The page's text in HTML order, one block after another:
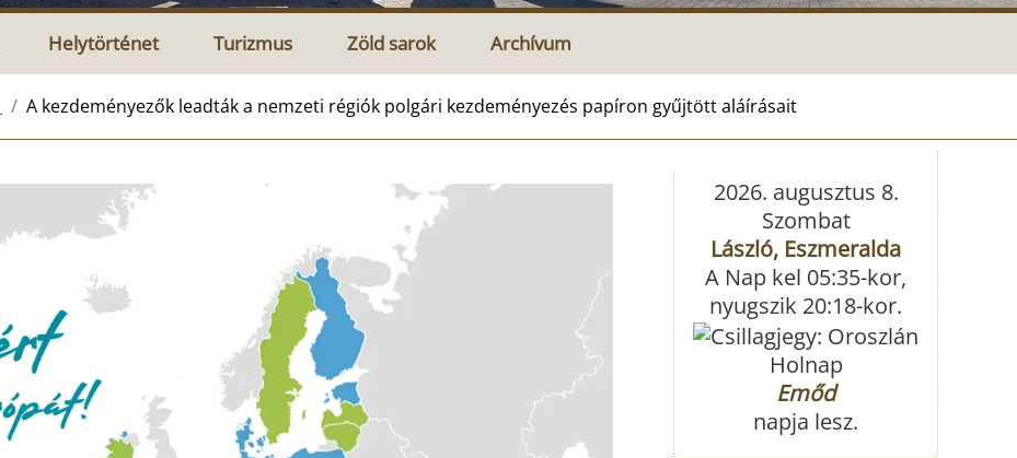
Helytörténet Turizmus Zöld sarok Archívum
A kezdeményezők leadták a nemzeti régiók polgári kezdeményezés papíron gyűjtött aláírásait
2026. augusztus 8.
Szombat
László, Eszmeralda
A Nap kel 05:35-kor,
nyugszik 20:18-kor.
Holnap
Emőd
napja lesz.